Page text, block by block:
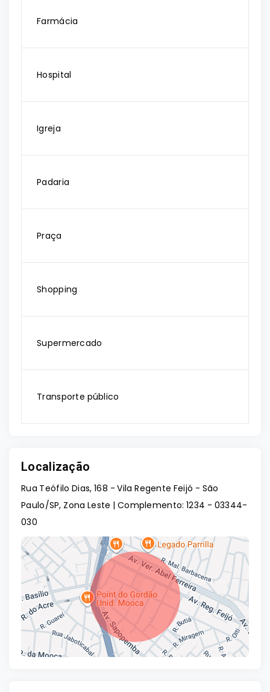
Farmácia
Hospital
Igreja
Padaria
Praça
Shopping
Supermercado
Transporte público
Localização
Rua Teófilo Dias, 168 - Vila Regente Feijó - São
Paulo/SP, Zona Leste | Complemento: 1234 - 03344-
030